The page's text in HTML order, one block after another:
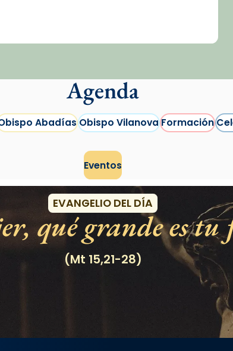
Agenda
AbadíasObispo VilanovaFormación
Eventos
EVANGELIO DEL DÍA
qué grande es tu
(Mt 15,21-28)